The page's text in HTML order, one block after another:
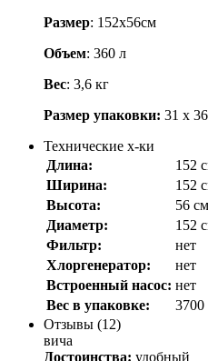
Размер: 152х56см
Объем: 360 л
Вес: 3,6 кг
Размер упаковки: 31 х
Технические х-ки
Длина:
152
Ширина:
152
Высота:
56 см
Диаметр:
152
Фильтр:
нет
Хлоргенератор:
нет
Встроенный насос: нет
Вес в упаковке:
3700
Отзывы (12)
вича
Достоинства: удобный